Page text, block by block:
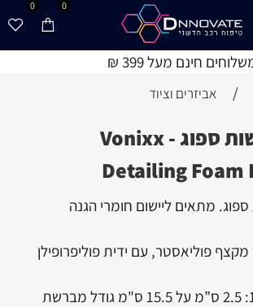
חינם מעל 399 ₪
0 0
/ אביזרים וציוד
סט 4 מברשות ספוג - Vonixx
Detailing Foam
ספוג. מתאים ליישום חומרי הגנה
פוליאסטר, עם ידית פוליפרופילן
גודל מברשת 1: 2.5 ס”מ על 15.5 ס"מ גודל מברשת